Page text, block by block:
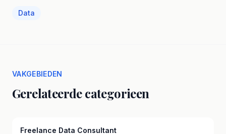
Data
VAKGEBIEDEN
Gerelateerde categorieen
Freelance Data Consultant